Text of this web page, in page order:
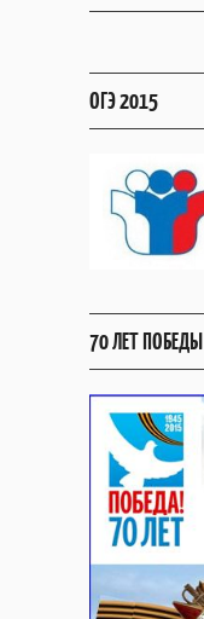
ОГЭ 2015
70 ЛЕТ ПОБЕДЫ